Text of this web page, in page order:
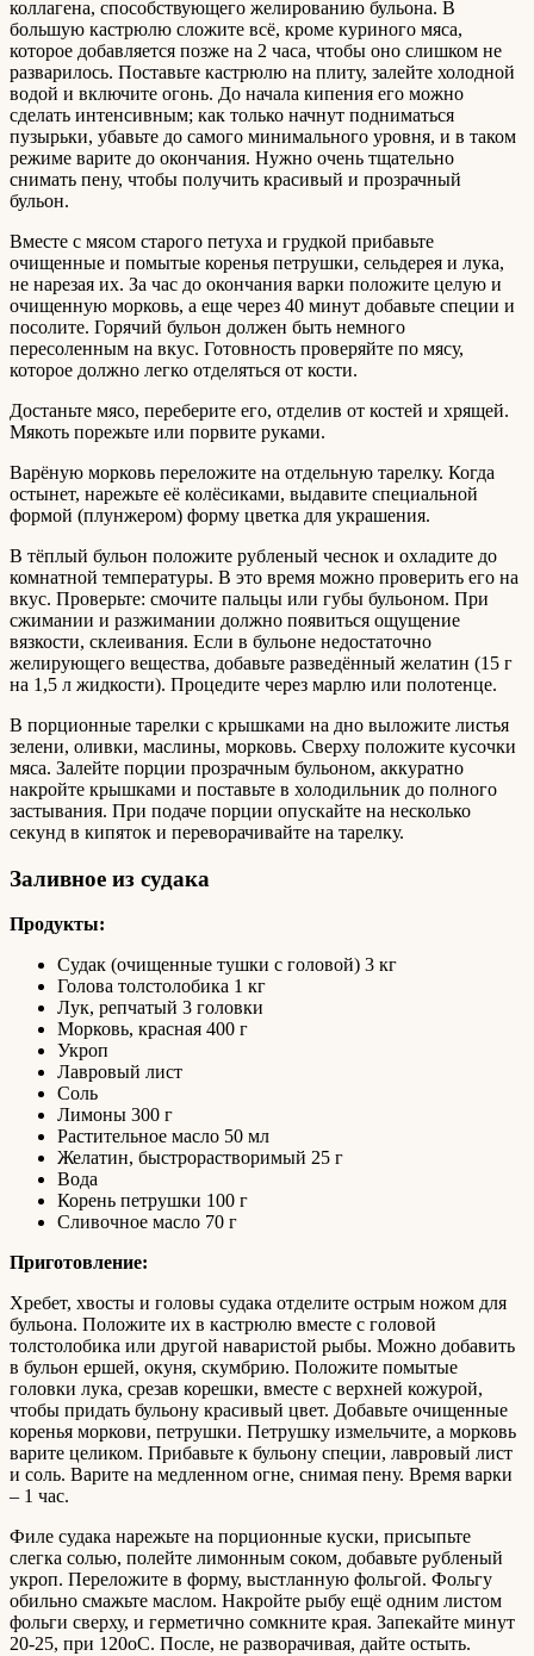
коллагена, способствующего желированию бульона. В
большую кастрюлю сложите всё, кроме куриного мяса,
которое добавляется позже на 2 часа, чтобы оно слишком не
разварилось. Поставьте кастрюлю на плиту, залейте холодной
водой и включите огонь. До начала кипения его можно
сделать интенсивным; как только начнут подниматься
пузырьки, убавьте до самого минимального уровня, и в таком
режиме варите до окончания. Нужно очень тщательно
снимать пену, чтобы получить красивый и прозрачный
бульон.
Вместе с мясом старого петуха и грудкой прибавьте
очищенные и помытые коренья петрушки, сельдерея и лука,
не нарезая их. За час до окончания варки положите целую и
очищенную морковь, а еще через 40 минут добавьте специи и
посолите. Горячий бульон должен быть немного
пересоленным на вкус. Готовность проверяйте по мясу,
которое должно легко отделяться от кости.
Достаньте мясо, переберите его, отделив от костей и хрящей.
Мякоть порежьте или порвите руками.
Варёную морковь переложите на отдельную тарелку. Когда
остынет, нарежьте её колёсиками, выдавите специальной
формой (плунжером) форму цветка для украшения.
В тёплый бульон положите рубленый чеснок и охладите до
комнатной температуры. В это время можно проверить его на
вкус. Проверьте: смочите пальцы или губы бульоном. При
сжимании и разжимании должно появиться ощущение
вязкости, склеивания. Если в бульоне недостаточно
желирующего вещества, добавьте разведённый желатин (15 г
на 1,5 л жидкости). Процедите через марлю или полотенце.
В порционные тарелки с крышками на дно выложите листья
зелени, оливки, маслины, морковь. Сверху положите кусочки
мяса. Залейте порции прозрачным бульоном, аккуратно
накройте крышками и поставьте в холодильник до полного
застывания. При подаче порции опускайте на несколько
секунд в кипяток и переворачивайте на тарелку.
Заливное из судака
Продукты:
Судак (очищенные тушки с головой) 3 кг
Голова толстолобика 1 кг
Лук, репчатый 3 головки
Морковь, красная 400 г
Укроп
Лавровый лист
Соль
Лимоны 300 г
Растительное масло 50 мл
Желатин, быстрорастворимый 25 г
Вода
Корень петрушки 100 г
Сливочное масло 70 г
Приготовление:
Хребет, хвосты и головы судака отделите острым ножом для
бульона. Положите их в кастрюлю вместе с головой
толстолобика или другой наваристой рыбы. Можно добавить
в бульон ершей, окуня, скумбрию. Положите помытые
головки лука, срезав корешки, вместе с верхней кожурой,
чтобы придать бульону красивый цвет. Добавьте очищенные
коренья моркови, петрушки. Петрушку измельчите, а морковь
варите целиком. Прибавьте к бульону специи, лавровый лист
и соль. Варите на медленном огне, снимая пену. Время варки
– 1 час.
Филе судака нарежьте на порционные куски, присыпьте
слегка солью, полейте лимонным соком, добавьте рубленый
укроп. Переложите в форму, выстланную фольгой. Фольгу
обильно смажьте маслом. Накройте рыбу ещё одним листом
фольги сверху, и герметично сомкните края. Запекайте минут
20-25, при 120оС. После, не разворачивая, дайте остыть.